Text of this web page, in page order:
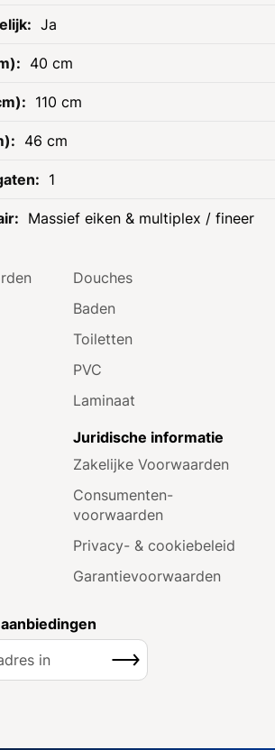
Ja
40 cm
110 cm
46 cm
1
Massief eiken & multiplex / fineer
Radiatoren
Douches
Baden
Toiletten
PVC
Laminaat
Juridische informatie
Zakelijke Voorwaarden
Consumenten­
voorwaarden
Privacy- & cookiebeleid
Garantie­voorwaarden
Inschrijven